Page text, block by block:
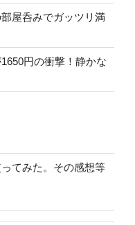
屋呑みでガッツリ満
円の衝撃！静かな
てみた。その感想等